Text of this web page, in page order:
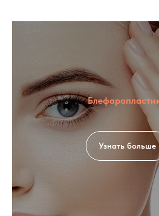
Узнать больше